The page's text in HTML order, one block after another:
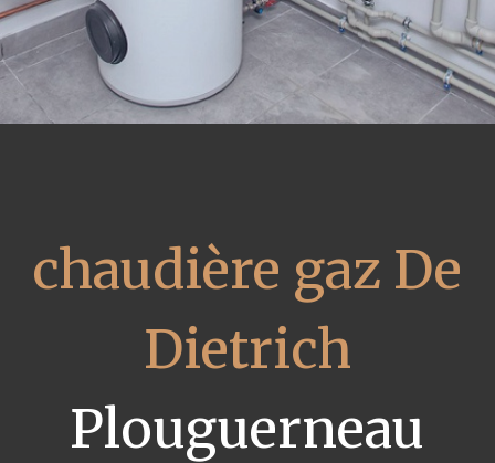
chaudière gaz De
Dietrich
Plouguerneau